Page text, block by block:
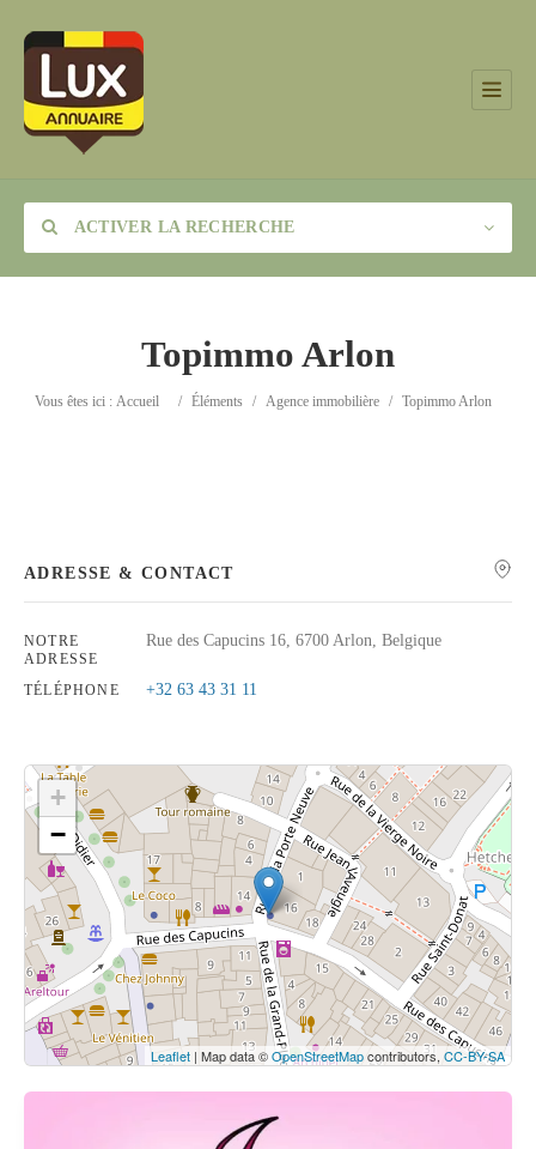
ACTIVER LA RECHERCHE
Catégorie
Topimmo Arlon
Vous êtes ici : Accueil / Éléments / Agence immobilière / Topimmo Arlon
ADRESSE & CONTACT
NOTRE
ADRESSE
Rue des Capucins 16, 6700 Arlon, Belgique
TÉLÉPHONE +32 63 43 31 11
Cliquez sur le bouton pour afficher la carte.
Voir la carte
+
−
Leaflet | Map data ©OpenStreetMapcontributors, CC-BY-SA